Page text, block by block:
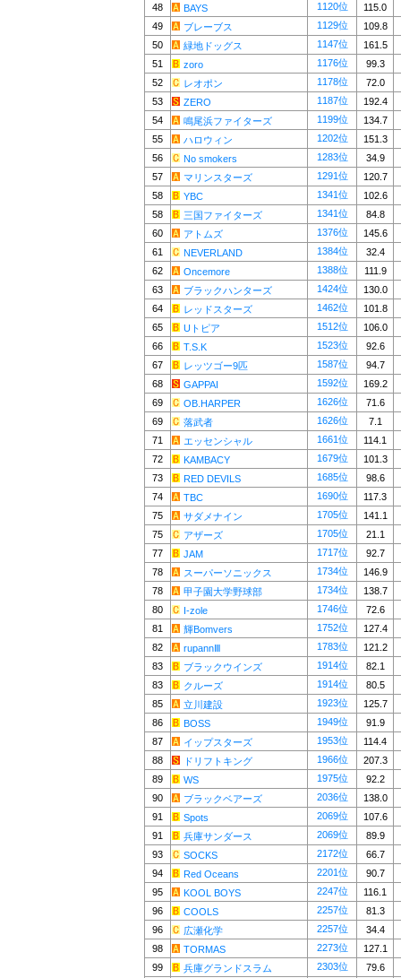
48
BAYS 1120位
115.0
49
ブレーブス 1129位
109.8
50
緑地ドッグス 1147位
161.5
51
zoro 1176位
99.3
52
レオポン 1178位
72.0
53
ZERO 1187位
192.4
54
鳴尾浜ファイターズ 1199位
134.7
55
ハロウィン 1202位
151.3
56
No smokers 1283位
34.9
57
マリンスターズ 1291位
120.7
58
YBC 1341位
102.6
58
三国ファイターズ 1341位
84.8
60
アトムズ 1376位
145.6
61
NEVERLAND 1384位
32.4
62
Oncemore 1388位
111.9
63
ブラックハンターズ 1424位
130.0
64
レッドスターズ 1462位
101.8
65
Uトピア 1512位
106.0
66
T.S.K 1523位
92.6
67
レッツゴー9匹 1587位
94.7
68
GAPPAI 1592位
169.2
69
OB.HARPER 1626位
71.6
69
落武者 1626位
7.1
71
エッセンシャル 1661位
114.1
72
KAMBACY 1679位
101.3
73
RED DEVILS 1685位
98.6
74
TBC 1690位
117.3
75
サダメナイン 1705位
141.1
75
アザーズ 1705位
21.1
77
JAM 1717位
92.7
78
スーパーソニックス 1734位
146.9
78
甲子園大学野球部 1734位
138.7
80
I-zole 1746位
72.6
81
輝Bomvers 1752位
127.4
82
rupannⅢ 1783位
121.2
83
ブラックウインズ 1914位
82.1
83
クルーズ 1914位
80.5
85
立川建設 1923位
125.7
86
BOSS 1949位
91.9
87
イップスターズ 1953位
114.4
88
ドリフトキング 1966位
207.3
89
WS 1975位
92.2
90
ブラックベアーズ 2036位
138.0
91
Spots 2069位
107.6
91
兵庫サンダース 2069位
89.9
93
SOCKS 2172位
66.7
94
Red Oceans 2201位
90.7
95
KOOL BOYS 2247位
116.1
96
COOLS 2257位
81.3
96
広瀬化学 2257位
34.4
98
TORMAS 2273位
127.1
99
兵庫グランドスラム 2303位 79.6